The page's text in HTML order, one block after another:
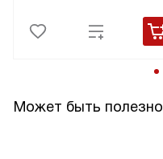
Может быть полезно